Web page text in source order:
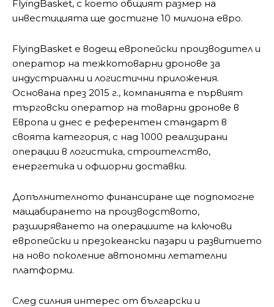
FlyingBasket, с което общият размер на
инвестицията ще достигне 10 милиона евро.
FlyingBasket е водещ европейски производител и
оператор на тежкотоварни дронове за
индустриални и логистични приложения.
Основана през 2015 г., компанията е първият
търговски оператор на товарни дронове в
Европа и днес е референтен стандарт в
своята категория, с над 1000 реализирани
операции в логистика, строителство,
енергетика и офшорни доставки.
Допълнителното финансиране ще подпомогне
мащабирането на производството,
разширяването на операциите на ключови
европейски и презокеански пазари и развитието
на ново поколение автономни летателни
платформи.
След силния интерес от български и